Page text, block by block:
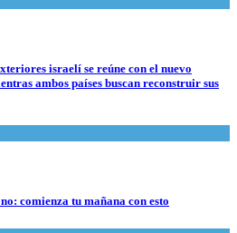
israelí se reúne con el nuevo
ambos países buscan reconstruir sus
comienza tu mañana con esto